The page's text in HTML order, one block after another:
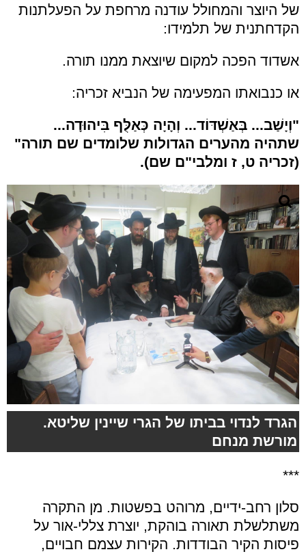
של היוצר והמחולל עודנה מרחפת על הפעלתנות
הקדחתנית של תלמידו:
אשדוד הפכה למקום שיוצאת ממנו תורה.
או כנבואתו המפעימה של הנביא זכריה:
"וְיָשַׁב... בְּאַשְׁדּוֹד... וְהָיָה כְּאַלֻּף בִּיהוּדָה...
שתהיה מהערים הגדולות שלומדים שם תורה"
(זכריה ט, ז ומלבי"ם שם).
הגרד לנדוי בביתו של הגרי שיינין שליטא.
מורשת מנחם
***
סלון רחב-ידיים, מרוהט בפשטות. מן התקרה
משתלשלת תאורה בוהקת, יוצרת צללי-אור על
פיסות הקיר הבודדות. הקירות עצמם חבויים,